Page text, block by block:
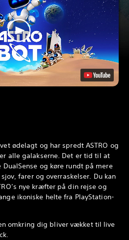
ødelagt og har spredt ASTRO og
alle galakserne. Det er tid til at
og køre rundt på mere
farer og overraskelser. Du kan
nye kræfter på din rejse og
ikoniske helte fra PlayStation-
omkring dig bliver vækket til live